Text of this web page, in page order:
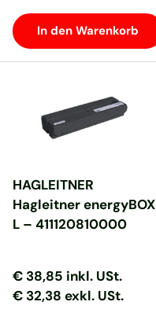
In den Warenkorb
HAGLEITNER
Hagleitner energyBOX
L – 411120810000
Normaler Preis
Normaler Preis
€ 38,85 inkl. USt.
€ 32,38 exkl. USt.